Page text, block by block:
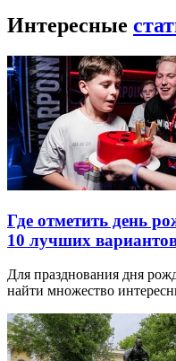
Интересные
Где отметить день
10 лучших
Для празднования дня
найти множество